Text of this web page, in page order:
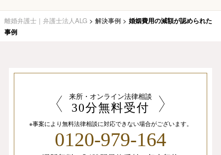
離婚弁護士｜弁護士法人ALG > 解決事例 > 婚姻費用の減額が認められた
事例
来所・オンライン法律相談
30分無料受付
※事案により無料法律相談に対応できない場合がございます。
0120-979-164